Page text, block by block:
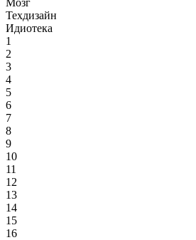
Мозг
Техдизайн
Идиотека
1
2
3
4
5
6
7
8
9
10
11
12
13
14
15
16